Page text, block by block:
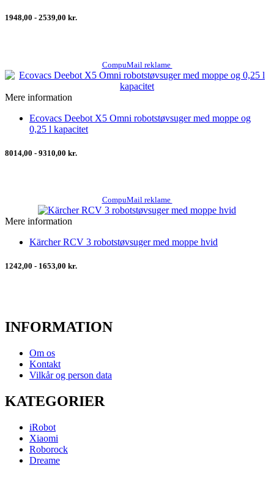
1948,00 - 2539,00 kr.
CompuMail reklame
Mere information
Ecovacs Deebot X5 Omni robotstøvsuger med moppe og
0,25 l kapacitet
8014,00 - 9310,00 kr.
CompuMail reklame
Mere information
Kärcher RCV 3 robotstøvsuger med moppe hvid
1242,00 - 1653,00 kr.
INFORMATION
Om os
Kontakt
Vilkår og person data
KATEGORIER
iRobot
Xiaomi
Roborock
Dreame